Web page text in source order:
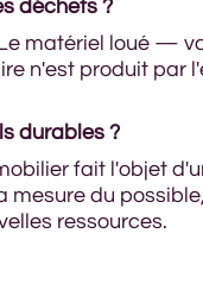
déchets ?
matériel loué —
n'est produit par
durables ?
fait l'objet
du
ressources.